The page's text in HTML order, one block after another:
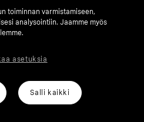
Klarna.com
toiminnan varmistamiseen,
analysointiin. Jaamme myös
Salli kaikki
asetuksia